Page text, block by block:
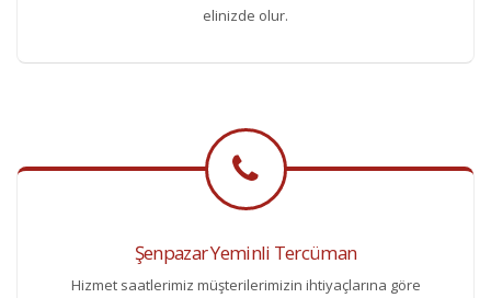
elinizde olur.
Şenpazar Yeminli Tercüman
Hizmet saatlerimiz müşterilerimizin ihtiyaçlarına göre